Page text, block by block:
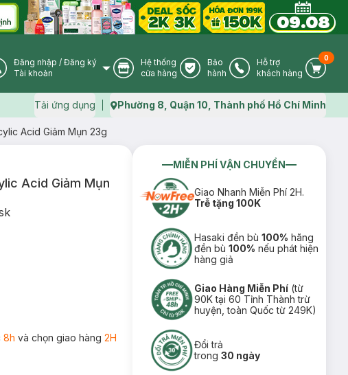
User Icon
Đăng nhập / Đăng ký
Tài khoản
Store Icon
Hệ thống
cửa hàng
Warranty Icon
Bảo
hành
Phone Icon
Hỗ trợ
khách hàng
Cart
0
Tải ứng dụng Map icon
Phường 8, Quận 10, Thành phố Hồ Chí Minh
Acid Giảm Mụn 23g
Acid Giảm Mụn
8h và chọn giao hàng 2H
MIỄN PHÍ VẬN CHUYỂN
Giao Nhanh Miễn Phí 2H.
Trễ tặng 100K
Hasaki đền bù100% hãng
đền bù100% nếu phát hiện
hàng giả
Giao Hàng Miễn Phí (từ
90K tại 60 Tỉnh Thành trừ
huyện, toàn Quốc từ 249K)
Đổi trả
trong30 ngày